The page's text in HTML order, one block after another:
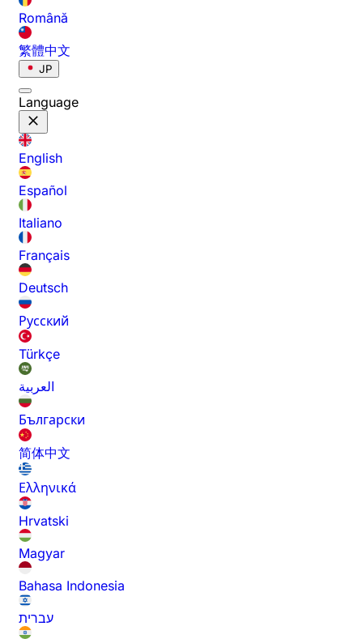
Română
繁體中文
JP
Language
English
Español
Italiano
Français
Deutsch
Русский
Türkçe
العربية
Български
简体中文
Ελληνικά
Hrvatski
Magyar
Bahasa Indonesia
עברית